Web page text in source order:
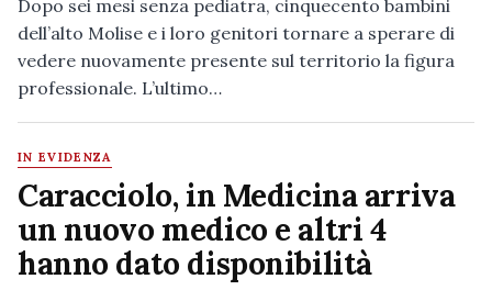
Dopo sei mesi senza pediatra, cinquecento bambini
dell’alto Molise e i loro genitori tornare a sperare di
vedere nuovamente presente sul territorio la figura
professionale. L’ultimo…
IN EVIDENZA
Caracciolo, in Medicina arriva
un nuovo medico e altri 4
hanno dato disponibilità